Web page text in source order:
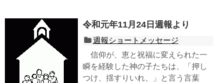
令和元年11月24日週報より
週報ショートメッセージ
信仰が、恵と祝福に変えられた一
瞬を経験した神の子たちは、「押し
つけ、揺すりいれ、」と言う言葉